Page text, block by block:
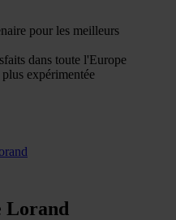
pour les meilleurs
dans toute l'Europe
expérimentée
Lorand